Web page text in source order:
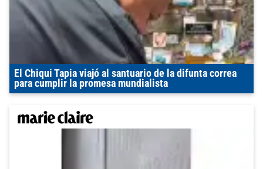
El Chiqui Tapia viajó al santuario de la difunta correa
para cumplir la promesa mundialista